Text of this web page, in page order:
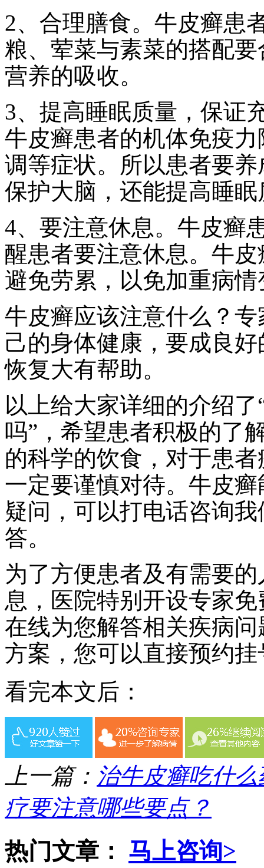
2、合理膳食。牛皮癣患
粮、荤菜与素菜的搭配
营养的吸收。
3、提高睡眠质量，保证
牛皮癣患者的机体免疫
调等症状。所以患者要
保护大脑，还能提高睡
4、要注意休息。牛皮癣
醒患者要注意休息。牛
避免劳累，以免加重病情
牛皮癣应该注意什么？
己的身体健康，要成良
恢复大有帮助。
以上给大家详细的介绍
吗”，希望患者积极的了
的科学的饮食，对于患
一定要谨慎对待。牛皮
疑问，可以打电话咨询
答。
为了方便患者及有需要
息，医院特别开设专家
在线为您解答相关疾病
方案，您可以直接预约挂
看完本文后：
上一篇： 治牛皮癣吃什么
疗要注意哪些要点？
热门文章： 马上咨询>